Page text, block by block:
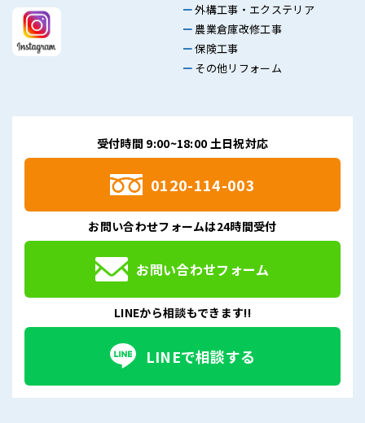
外構工事・エクステリア
農業倉庫改修工事
保険工事
その他リフォーム
受付時間 9:00~18:00 土日祝対応
0120-114-003
お問い合わせフォームは24時間受付
お問い合わせフォーム
LINEから相談もできます!!
LINEで相談する